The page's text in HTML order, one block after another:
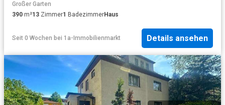
Großer Garten
390 m²13 Zimmer1 BadezimmerHaus
Seit 0 Wochen bei 1a-Immobilienmarkt Details ansehen